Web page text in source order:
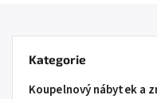
Kategorie
Koupelnový nábytek a